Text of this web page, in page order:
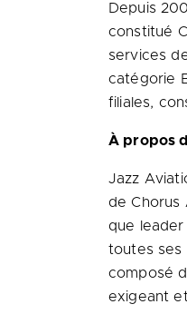
Depuis
constitué
services
catégorie
filiales,
À propos
Jazz
de Chorus
que
toutes ses
composé
exigeant